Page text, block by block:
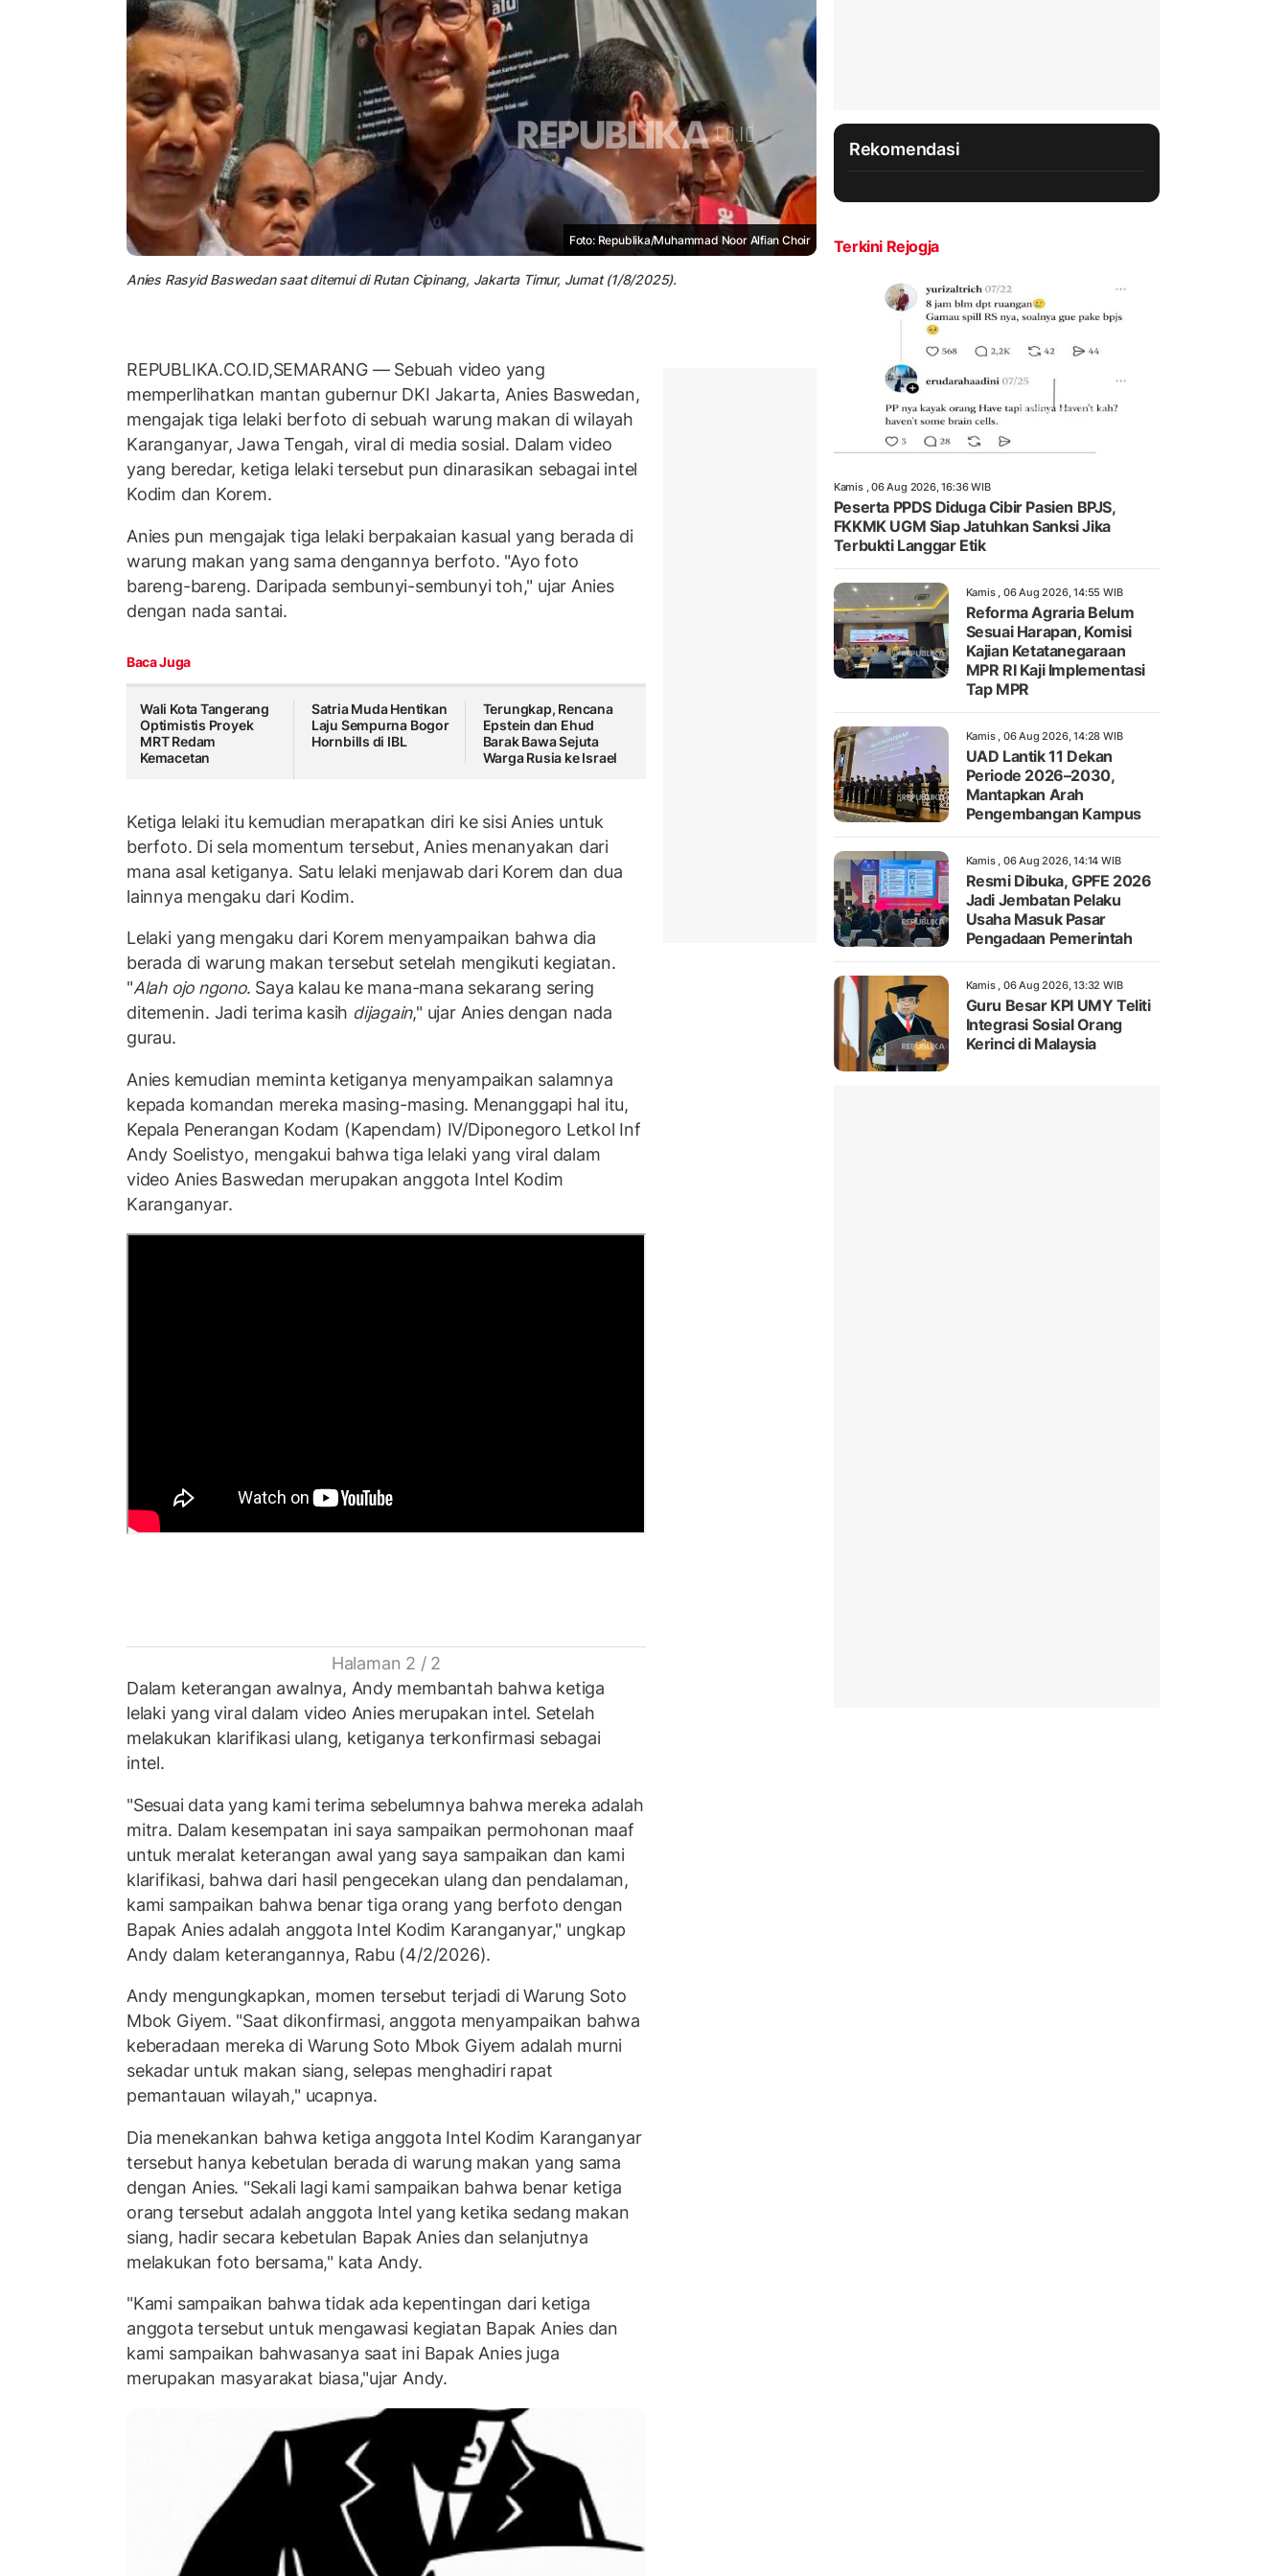
Foto: Republika/Muhammad Noor Alfian Choir
Anies Rasyid Baswedan saat ditemui di Rutan Cipinang, Jakarta Timur, Jumat (1/8/2025).
REPUBLIKA.CO.ID,SEMARANG — Sebuah video yang
memperlihatkan mantan gubernur DKI Jakarta, Anies Baswedan,
mengajak tiga lelaki berfoto di sebuah warung makan di wilayah
Karanganyar, Jawa Tengah, viral di media sosial. Dalam video
yang beredar, ketiga lelaki tersebut pun dinarasikan sebagai intel
Kodim dan Korem.
Anies pun mengajak tiga lelaki berpakaian kasual yang berada di
warung makan yang sama dengannya berfoto. "Ayo foto
bareng-bareng. Daripada sembunyi-sembunyi toh," ujar Anies
dengan nada santai.
Baca Juga
Wali Kota Tangerang
Optimistis Proyek
MRT Redam
Kemacetan
Satria Muda Hentikan
Laju Sempurna Bogor
Hornbills di IBL
Terungkap, Rencana
Epstein dan Ehud
Barak Bawa Sejuta
Warga Rusia ke Israel
Ketiga lelaki itu kemudian merapatkan diri ke sisi Anies untuk
berfoto. Di sela momentum tersebut, Anies menanyakan dari
mana asal ketiganya. Satu lelaki menjawab dari Korem dan dua
lainnya mengaku dari Kodim.
Lelaki yang mengaku dari Korem menyampaikan bahwa dia
berada di warung makan tersebut setelah mengikuti kegiatan.
"Alah ojo ngono. Saya kalau ke mana-mana sekarang sering
ditemenin. Jadi terima kasih dijagain," ujar Anies dengan nada
gurau.
Anies kemudian meminta ketiganya menyampaikan salamnya
kepada komandan mereka masing-masing. Menanggapi hal itu,
Kepala Penerangan Kodam (Kapendam) IV/Diponegoro Letkol Inf
Andy Soelistyo, mengakui bahwa tiga lelaki yang viral dalam
video Anies Baswedan merupakan anggota Intel Kodim
Karanganyar.
Halaman 2 / 2
Dalam keterangan awalnya, Andy membantah bahwa ketiga
lelaki yang viral dalam video Anies merupakan intel. Setelah
melakukan klarifikasi ulang, ketiganya terkonfirmasi sebagai
intel.
"Sesuai data yang kami terima sebelumnya bahwa mereka adalah
mitra. Dalam kesempatan ini saya sampaikan permohonan maaf
untuk meralat keterangan awal yang saya sampaikan dan kami
klarifikasi, bahwa dari hasil pengecekan ulang dan pendalaman,
kami sampaikan bahwa benar tiga orang yang berfoto dengan
Bapak Anies adalah anggota Intel Kodim Karanganyar," ungkap
Andy dalam keterangannya, Rabu (4/2/2026).
Andy mengungkapkan, momen tersebut terjadi di Warung Soto
Mbok Giyem. "Saat dikonfirmasi, anggota menyampaikan bahwa
keberadaan mereka di Warung Soto Mbok Giyem adalah murni
sekadar untuk makan siang, selepas menghadiri rapat
pemantauan wilayah," ucapnya.
Dia menekankan bahwa ketiga anggota Intel Kodim Karanganyar
tersebut hanya kebetulan berada di warung makan yang sama
dengan Anies. "Sekali lagi kami sampaikan bahwa benar ketiga
orang tersebut adalah anggota Intel yang ketika sedang makan
siang, hadir secara kebetulan Bapak Anies dan selanjutnya
melakukan foto bersama," kata Andy.
"Kami sampaikan bahwa tidak ada kepentingan dari ketiga
anggota tersebut untuk mengawasi kegiatan Bapak Anies dan
kami sampaikan bahwasanya saat ini Bapak Anies juga
merupakan masyarakat biasa,"ujar Andy.
Rekomendasi
Terkini Rejogja
Kamis , 06 Aug 2026, 16:36 WIB
Peserta PPDS Diduga Cibir Pasien BPJS,
FKKMK UGM Siap Jatuhkan Sanksi Jika
Terbukti Langgar Etik
Kamis , 06 Aug 2026, 14:55 WIB
Reforma Agraria Belum
Sesuai Harapan, Komisi
Kajian Ketatanegaraan
MPR RI Kaji Implementasi
Tap MPR
Kamis , 06 Aug 2026, 14:28 WIB
UAD Lantik 11 Dekan
Periode 2026–2030,
Mantapkan Arah
Pengembangan Kampus
Kamis , 06 Aug 2026, 14:14 WIB
Resmi Dibuka, GPFE 2026
Jadi Jembatan Pelaku
Usaha Masuk Pasar
Pengadaan Pemerintah
Kamis , 06 Aug 2026, 13:32 WIB
Guru Besar KPI UMY Teliti
Integrasi Sosial Orang
Kerinci di Malaysia